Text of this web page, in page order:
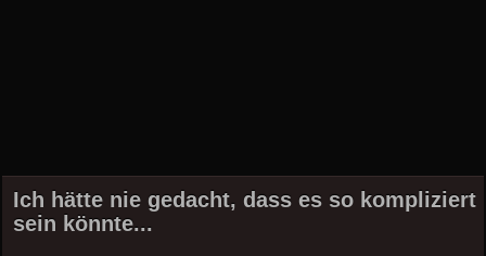
Ich hätte nie gedacht, dass es so kompliziert
sein könnte...